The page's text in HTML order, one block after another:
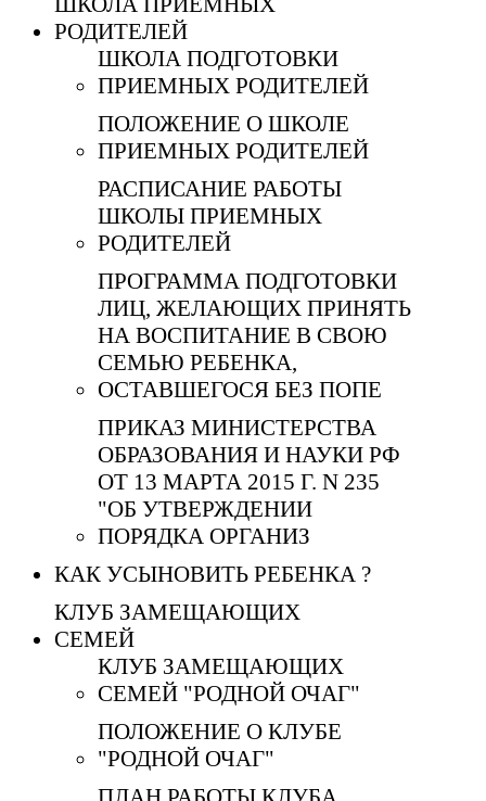
РОДИТЕЛЕЙ
ШКОЛА ПОДГОТОВКИ
ПРИЕМНЫХ РОДИТЕЛЕЙ
ПОЛОЖЕНИЕ О ШКОЛЕ
ПРИЕМНЫХ РОДИТЕЛЕЙ
РАСПИСАНИЕ РАБОТЫ
ШКОЛЫ ПРИЕМНЫХ
РОДИТЕЛЕЙ
ПРОГРАММА ПОДГОТОВКИ
ЛИЦ, ЖЕЛАЮЩИХ ПРИНЯТЬ
НА ВОСПИТАНИЕ В СВОЮ
СЕМЬЮ РЕБЕНКА,
ОСТАВШЕГОСЯ БЕЗ ПОПЕ
ПРИКАЗ МИНИСТЕРСТВА
ОБРАЗОВАНИЯ И НАУКИ РФ
ОТ 13 МАРТА 2015 Г. N 235
"ОБ УТВЕРЖДЕНИИ
ПОРЯДКА ОРГАНИЗ
КАК УСЫНОВИТЬ РЕБЕНКА ?
КЛУБ ЗАМЕЩАЮЩИХ
СЕМЕЙ
КЛУБ ЗАМЕЩАЮЩИХ
СЕМЕЙ "РОДНОЙ ОЧАГ"
ПОЛОЖЕНИЕ О КЛУБЕ
"РОДНОЙ ОЧАГ"